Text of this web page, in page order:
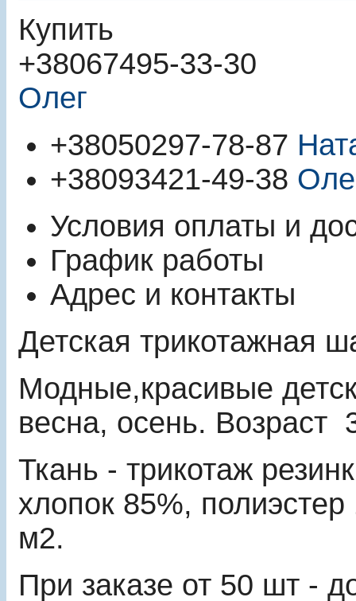
Купить
+38067495-33-30
Олег
+38050297-78-87
+38093421-49-38
Условия оплаты и
График работы
Адрес и контакты
Детская трикотажная
Модные,красивые
весна, осень. Возраст
Ткань - трикотаж
хлопок 85%,
м2.
При заказе от 50 шт -